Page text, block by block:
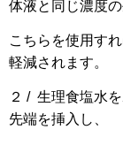
体液と同じ濃度
こちらを使用す
軽減されます。
２ / 生理食塩水
先端を挿入し、